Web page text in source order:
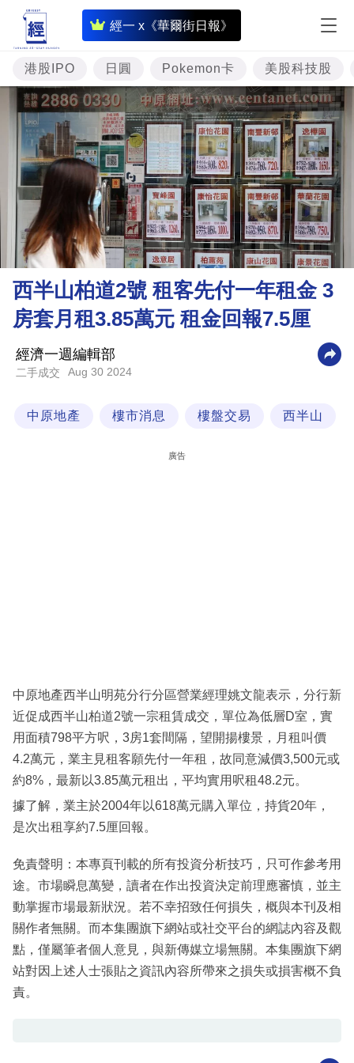
經一 x《華爾街日報》
即
時
財
經
專
題
投
資
樓
市
理
財
商
業
科
區
港股IPO 日圓 Pokemon卡 美股科技股
西半山柏道2號 租客先付一年租金 3
房套月租3.85萬元 租金回報7.5厘
經濟一週編輯部
二手成交 Aug 30 2024
中原地產 樓市消息 樓盤交易 西半山
廣告
中原地產西半山明苑分行分區營業經理姚文龍表示，分行新
近促成西半山柏道2號一宗租賃成交，單位為低層D室，實
用面積798平方呎，3房1套間隔，望開揚樓景，月租叫價
4.2萬元，業主見租客願先付一年租，故同意減價3,500元或
約8%，最新以3.85萬元租出，平均實用呎租48.2元。
據了解，業主於2004年以618萬元購入單位，持貨20年，
是次出租享約7.5厘回報。
免責聲明：本專頁刊載的所有投資分析技巧，只可作參考用
途。市場瞬息萬變，讀者在作出投資決定前理應審慎，並主
動掌握市場最新狀況。若不幸招致任何損失，概與本刊及相
關作者無關。而本集團旗下網站或社交平台的網誌內容及觀
點，僅屬筆者個人意見，與新傳媒立場無關。本集團旗下網
站對因上述人士張貼之資訊內容所帶來之損失或損害概不負
責。